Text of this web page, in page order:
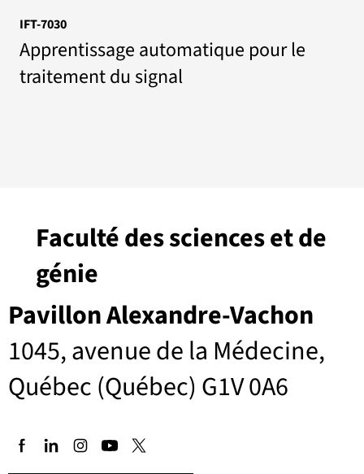
IFT-7030
Apprentissage automatique pour le
traitement du signal
Pavillon Alexandre-Vachon
1045, avenue de la Médecine,
Québec (Québec) G1V 0A6
Faculté des sciences et de
génie